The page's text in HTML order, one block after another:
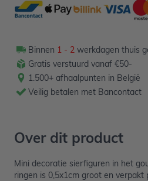
Binnen 1 - 2 werkdagen thuis
Gratis verstuurd vanaf €50-
1.500+ afhaalpunten in België
Veilig betalen met Bancontact
Over dit product
Mini decoratie sierfiguren in het
ringen is 0,5x1cm groot en verpakt